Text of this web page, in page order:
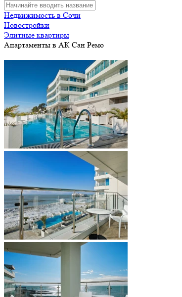
Недвижимость в Сочи
Новостройки
Элитные квартиры
Апартаменты в АК Сан Ремо